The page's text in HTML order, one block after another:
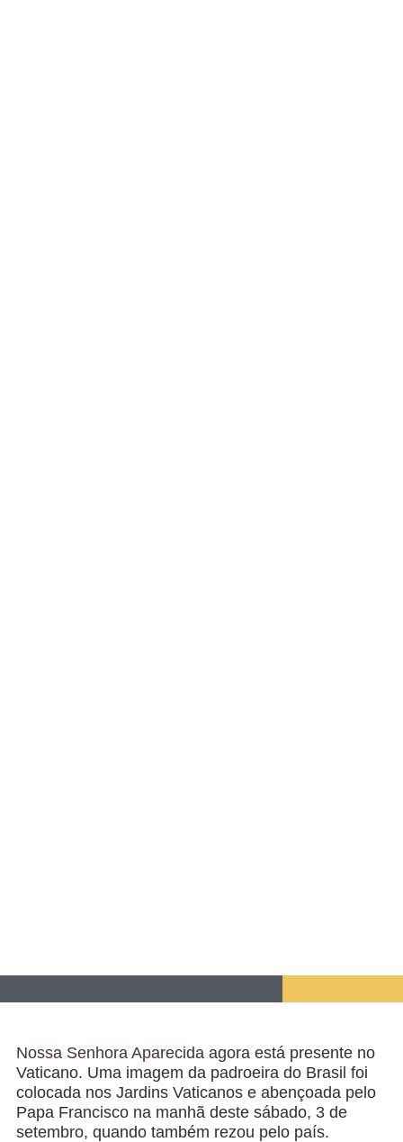
Nossa Senhora Aparecida agora está presente no
Vaticano. Uma imagem da padroeira do Brasil foi
colocada nos Jardins Vaticanos e abençoada pelo
Papa Francisco na manhã deste sábado, 3 de
setembro, quando também rezou pelo país.